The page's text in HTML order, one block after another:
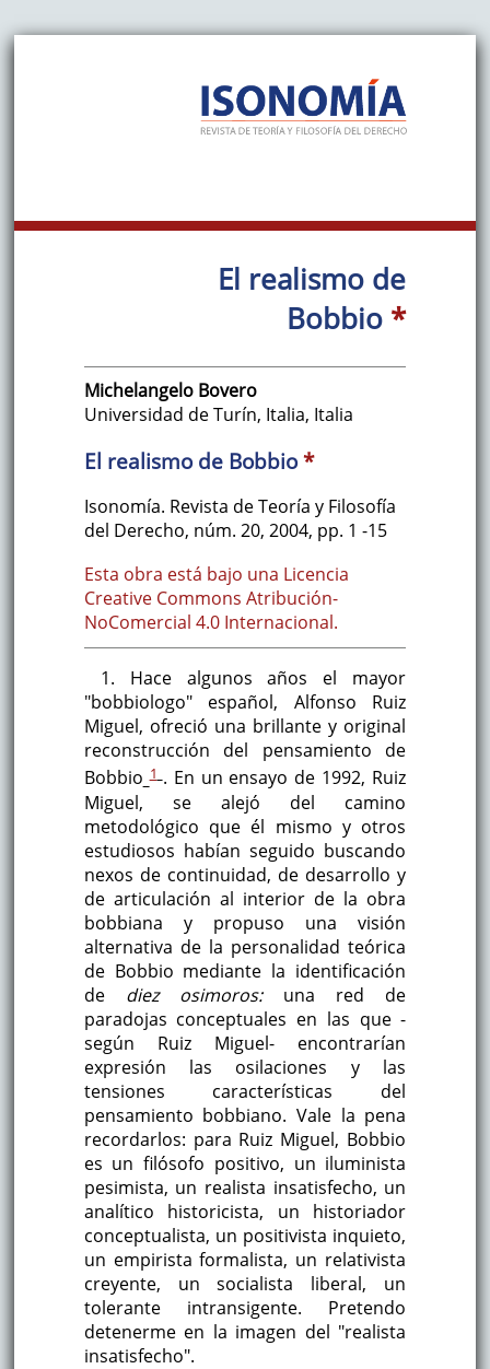
El realismo de
Bobbio *
Michelangelo Bovero
Universidad de Turín, Italia, Italia
El realismo de Bobbio*
Isonomía. Revista de Teoría y Filosofía
del Derecho, núm. 20, 2004, pp. 1 -15
Esta obra está bajo una Licencia
Creative Commons Atribución-
NoComercial 4.0 Internacional.
1. Hace algunos años el mayor
"bobbiologo" español, Alfonso Ruiz
Miguel, ofreció una brillante y original
reconstrucción del pensamiento de
Bobbio 1 . En un ensayo de 1992, Ruiz
Miguel, se alejó del camino
metodológico que él mismo y otros
estudiosos habían seguido buscando
nexos de continuidad, de desarrollo y
de articulación al interior de la obra
bobbiana y propuso una visión
alternativa de la personalidad teórica
de Bobbio mediante la identificación
de diez osimoros:una red de
paradojas conceptuales en las que -
según Ruiz Miguel- encontrarían
expresión las osilaciones y las
tensiones características del
pensamiento bobbiano. Vale la pena
recordarlos: para Ruiz Miguel, Bobbio
es un filósofo positivo, un iluminista
pesimista, un realista insatisfecho, un
analítico historicista, un historiador
conceptualista, un positivista inquieto,
un empirista formalista, un relativista
creyente, un socialista liberal, un
tolerante intransigente. Pretendo
detenerme en la imagen del "realista
insatisfecho".